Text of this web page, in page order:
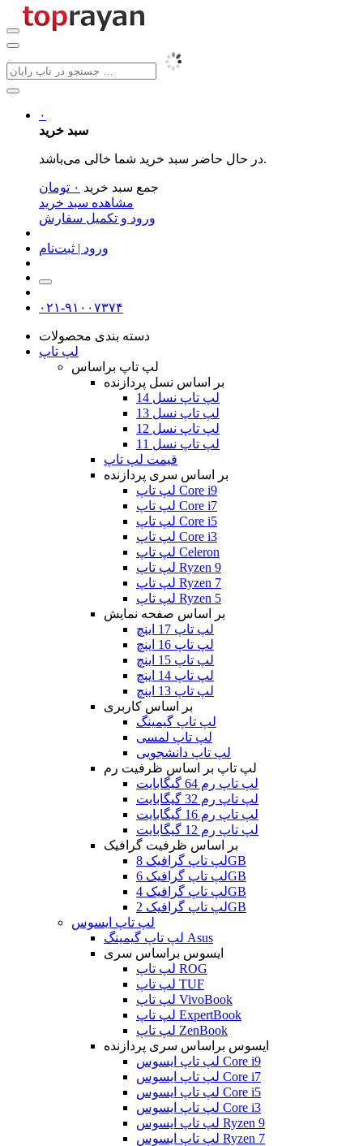
۰
سبد خرید
در حال حاضر سبد خرید شما خالی می‌باشد.
جمع سبد خرید ۰ تومان
مشاهده سبد خرید
ورود و تکمیل سفارش
ورود | ثبت‌نام
۰۲۱-۹۱۰۰۷۳۷۴
دسته بندی محصولات
لپ تاپ
لپ تاپ براساس
بر اساس نسل پردازنده
لپ تاپ نسل 14
لپ تاپ نسل 13
لپ تاپ نسل 12
لپ تاپ نسل 11
قیمت لپ تاپ
بر اساس سری پردازنده
لپ تاپ Core i9
لپ تاپ Core i7
لپ تاپ Core i5
لپ تاپ Core i3
لپ تاپ Celeron
لپ تاپ Ryzen 9
لپ تاپ Ryzen 7
لپ تاپ Ryzen 5
بر اساس صفحه نمایش
لپ تاپ 17 اینچ
لپ تاپ 16 اینچ
لپ تاپ 15 اینچ
لپ تاپ 14 اینچ
لپ تاپ 13 اینچ
بر اساس کاربری
لپ تاپ گیمینگ
لپ تاپ لمسی
لپ تاپ دانشجویی
لپ تاپ بر اساس ظرفیت رم
لپ تاپ رم 64 گیگابایت
لپ تاپ رم 32 گیگابایت
لپ تاپ رم 16 گیگابایت
لپ تاپ رم 12 گیگابایت
بر اساس ظرفیت گرافیک
لپ تاپ گرافیک 8GB
لپ تاپ گرافیک 6GB
لپ تاپ گرافیک 4GB
لپ تاپ گرافیک 2GB
لپ تاپ ایسوس
لپ تاپ گیمینگ Asus
ایسوس براساس سری
لپ تاپ ROG
لپ تاپ TUF
لپ تاپ VivoBook
لپ تاپ ExpertBook
لپ تاپ ZenBook
ایسوس براساس سری پردازنده
لپ تاپ ایسوس Core i9
لپ تاپ ایسوس Core i7
لپ تاپ ایسوس Core i5
لپ تاپ ایسوس Core i3
لپ تاپ ایسوس Ryzen 9
لپ تاپ ایسوس Ryzen 7